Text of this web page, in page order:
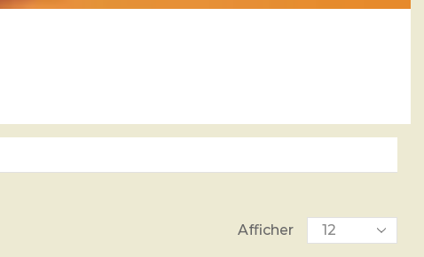
Afficher